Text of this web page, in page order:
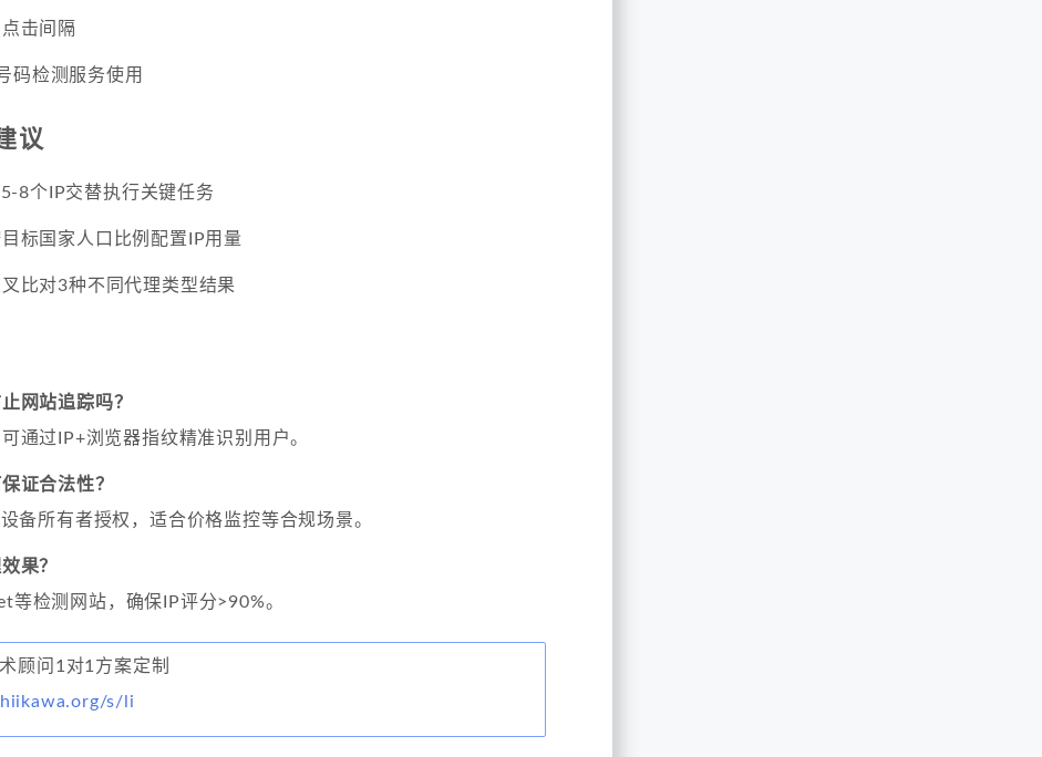
击间隔
码检测服务使用
议
8个IP交替执行关键任务
标国家人口比例配置IP用量
比对3种不同代理类型结果
网站追踪吗？
通过IP+浏览器指纹精准识别用户。
证合法性？
备所有者授权，适合价格监控等合规场景。
果？
等检测网站，确保IP评分>90%。
顾问1对1方案定制
s/li